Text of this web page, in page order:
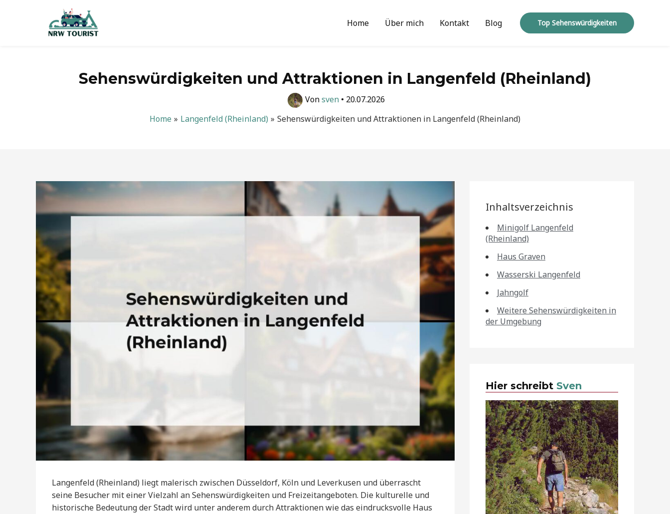
Home Über mich Kontakt Blog Top Sehenswürdigkeiten
Sehenswürdigkeiten und Attraktionen in Langenfeld (Rheinland)
Vonsven • 20.07.2026
Home
Langenfeld (Rheinland) Sehenswürdigkeiten und Attraktionen in Langenfeld (Rheinland)
Langenfeld (Rheinland) liegt malerisch zwischen Düsseldorf, Köln und Leverkusen und überrascht
seine Besucher mit einer Vielzahl an Sehenswürdigkeiten und Freizeitangeboten. Die kulturelle und
historische Bedeutung der Stadt wird unter anderem durch Attraktionen wie das eindrucksvolle Haus
Inhaltsverzeichnis
Minigolf Langenfeld
(Rheinland)
Haus Graven
Wasserski Langenfeld
Jahngolf
Weitere Sehenswürdigkeiten in
der Umgebung
Hier schreibt Sven